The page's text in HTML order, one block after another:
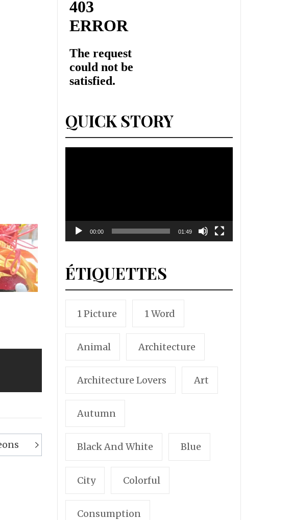
QUICK STORY
00:00 01:49
ÉTIQUETTES
1 Picture 1 Word
Animal Architecture
Architecture Lovers Art
Autumn
Black And White Blue
City Colorful
Consumption